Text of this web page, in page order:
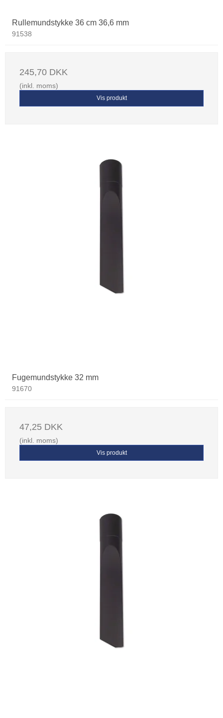
Rullemundstykke 36 cm 36,6 mm
91538
245,70 DKK
(inkl. moms)
Vis produkt
Fugemundstykke 32 mm
91670
47,25 DKK
(inkl. moms)
Vis produkt